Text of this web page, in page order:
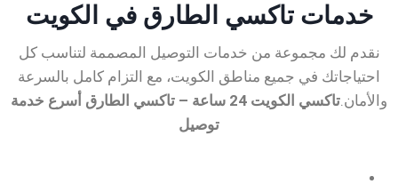
خدمات تاكسي الطارق في الكويت
نقدم لك مجموعة من خدمات التوصيل المصممة لتناسب كل
احتياجاتك في جميع مناطق الكويت، مع التزام كامل بالسرعة
والأمان.
تاكسي الكويت 24 ساعة – تاكسي الطارق أسرع خدمة
توصيل